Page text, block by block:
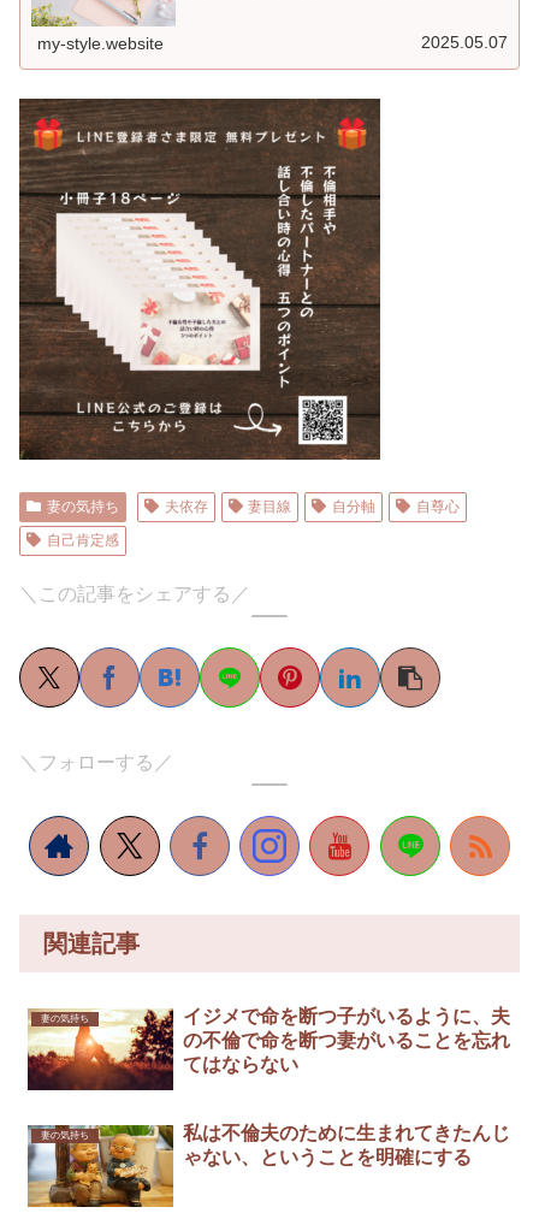
my-style.website 2025.05.07
妻の気持ち 夫依存 妻目線 自分軸
自尊心
自己肯定感
＼この記事をシェアする／
＼フォローする／
関連記事
妻の気持ち
イジメで命を断つ子がいるように、夫
の不倫で命を断つ妻がいることを忘れ
てはならない
妻の気持ち
私は不倫夫のために生まれてきたんじ
ゃない、ということを明確にする